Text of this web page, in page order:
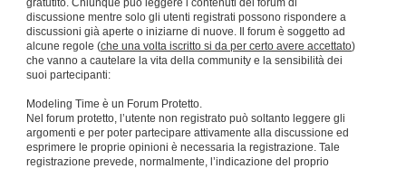
gratutito. Chiunque può leggere i contenuti del forum di
discussione mentre solo gli utenti registrati possono rispondere a
discussioni già aperte o iniziarne di nuove. Il forum è soggetto ad
alcune regole (che una volta iscritto si da per certo avere accettato)
che vanno a cautelare la vita della community e la sensibilità dei
suoi partecipanti:
Modeling Time è un Forum Protetto.
Nel forum protetto, l’utente non registrato può soltanto leggere gli
argomenti e per poter partecipare attivamente alla discussione ed
esprimere le proprie opinioni è necessaria la registrazione. Tale
registrazione prevede, normalmente, l’indicazione del proprio